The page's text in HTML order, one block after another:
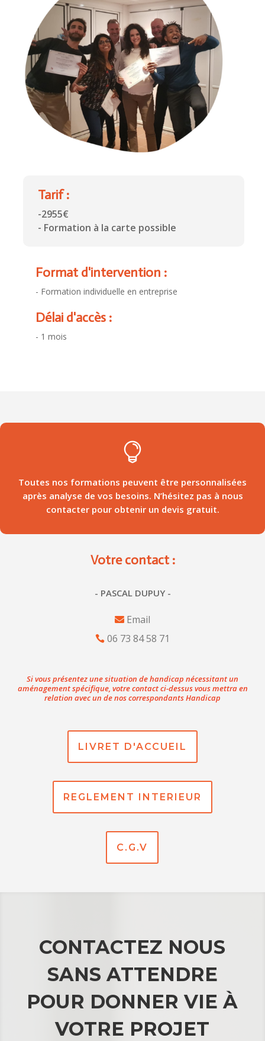
Tarif :
-2955€
- Formation à la carte possible
Format d'intervention :
- Formation individuelle en entreprise
Délai d'accès :
- 1 mois

Toutes nos formations peuvent être personnalisées
après analyse de vos besoins. N’hésitez pas à nous
contacter pour obtenir un devis gratuit.
Votre contact :
- PASCAL DUPUY -
Email
06 73 84 58 71
Si vous présentez une situation de handicap nécessitant un
aménagement spécifique, votre contact ci-dessus vous mettra en
relation avec un de nos correspondants Handicap
LIVRET D'ACCUEIL
REGLEMENT INTERIEUR
C.G.V
CONTACTEZ NOUS
SANS ATTENDRE
POUR DONNER VIE À
VOTRE PROJET